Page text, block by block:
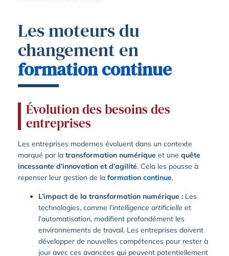
Les moteurs du
changement en
formation continue
Évolution des besoins des
entreprises
Les entreprises modernes évoluent dans un contexte
marqué par la transformation numérique et une quête
incessante d’innovation et d’agilité. Cela les pousse à
repenser leur gestion de la formation continue.
L’impact de la transformation numérique : Les
technologies, comme l’intelligence artificielle et
l’automatisation, modifient profondément les
environnements de travail. Les entreprises doivent
développer de nouvelles compétences pour rester à
jour avec ces avancées qui peuvent potentiellement